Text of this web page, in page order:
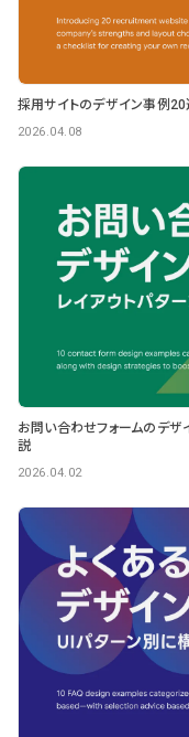
採用サイトのデザイン事例
2026.04.08
お問い合わせフォームのデ
説
2026.04.02